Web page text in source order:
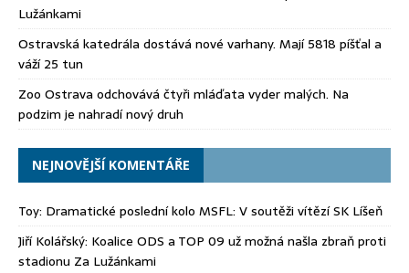
Lužánkami
Ostravská katedrála dostává nové varhany. Mají 5818 píšťal a
váží 25 tun
Zoo Ostrava odchovává čtyři mláďata vyder malých. Na
podzim je nahradí nový druh
NEJNOVĚJŠÍ KOMENTÁŘE
Toy: Dramatické poslední kolo MSFL: V soutěži vítězí SK Líšeň
Jiří Kolářský: Koalice ODS a TOP 09 už možná našla zbraň proti
stadionu Za Lužánkami